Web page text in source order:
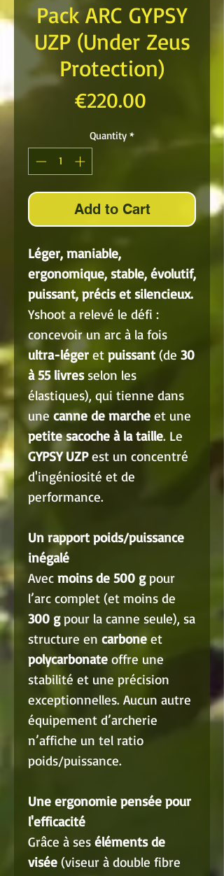
Pack ARC GYPSY
UZP (Under Zeus
Protection)
€220.00Price
Quantity *
Add to Cart
Léger, maniable,
ergonomique, stable, évolutif,
puissant, précis et silencieux.
Yshoot a relevé le défi :
concevoir un arc à la fois
ultra-léger et puissant (de 30
à 55 livresselon les
élastiques), qui tienne dans
une canne de marche et une
petite sacoche à la taille. Le
GYPSY UZPest un concentré
d'ingéniosité et de
performance.
Un rapport poids/puissance
inégalé
Avec moins de 500 gpour
l’arc complet (et moins de
300 gpour la canne seule), sa
structure en carbone et
polycarbonate offre une
stabilité et une précision
exceptionnelles. Aucun autre
équipement d’archerie
n’affiche un tel ratio
poids/puissance.
Une ergonomie pensée pour
l'efficacité
Grâce à ses éléments de
visée (viseur à double fibre